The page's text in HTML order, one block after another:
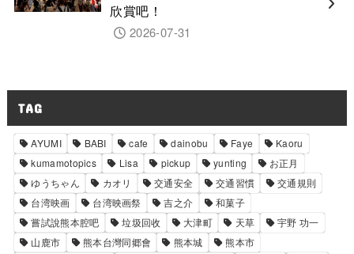
欣賞吧！
2026-07-31
TAG
AYUMI BABI cafe dainobu Faye
Kaoru
kumamotopics
Lisa pickup yunting
お正月
ゆうちゃん
カオリ 交通安全 交通習慣
交通規則
台湾映画
台湾映画祭 吉之介
和菓子
嘗試說熊本腔吧
垃圾回收 大津町 天草
宇野 功一
山鹿市
熊本台灣同郷會 熊本城
熊本市